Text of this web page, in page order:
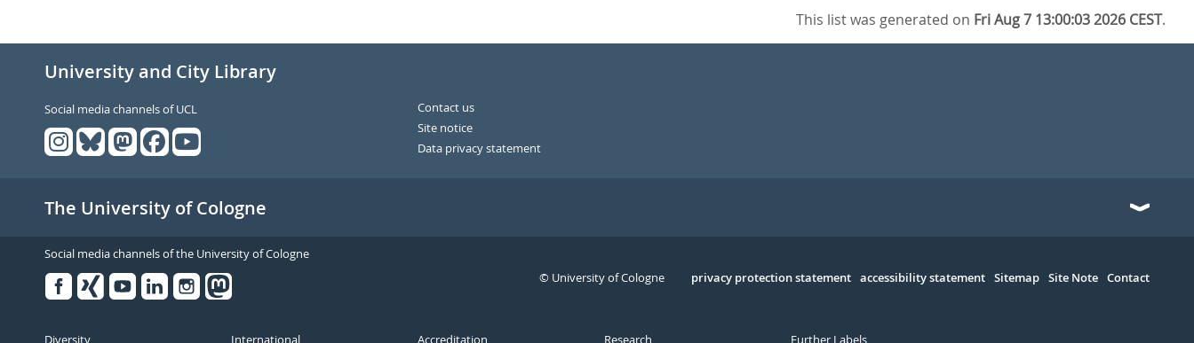
This list was generated on Fri Aug 7 13:00:03 2026 CEST.
University and City Library
Social media channels of UCL
Contact us
Site notice
Data privacy statement
The University of Cologne
Social media channels of the University of Cologne
Serivce
privacy protection statement accessibility statement Sitemap Site Note Contact
© University of Cologne
Diversity International Accreditation Research Further Labels